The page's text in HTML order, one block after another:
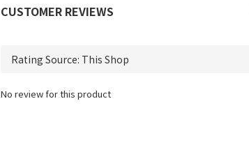
CUSTOMER REVIEWS
No review for this product